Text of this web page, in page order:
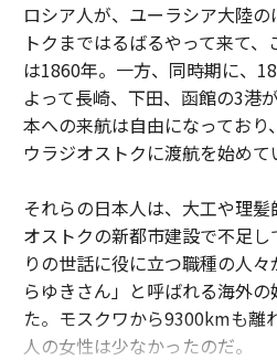
ロシア人が、ユーラシア大陸
トクまではるばるやって来て
は1860年。一方、同時期に、
よって長崎、下田、函館の3港
本への来航は自由になってお
ウラジオストクに渡航を始めて
それらの日本人は、大工や理
オストクの新都市建設で不足
りの世話に役に立つ職種の人
らゆきさん」と呼ばれる海外
た。モスクワから9300kmも離
人の女性は少なかったのだ。